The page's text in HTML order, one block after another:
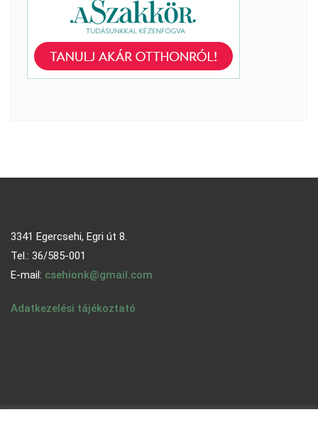
3341 Egercsehi, Egri út 8.
Tel.: 36/585-001
E-mail: csehionk@gmail.com
Adatkezelési tájékoztató